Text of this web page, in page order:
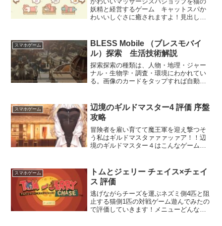
妖精と経営するゲーム キャットスパか
わいいしぐさに癒されますよ！見出し猫
め方きゃす猫すげええええ！ありす猫が
マッサージしてる～～かわ...
スマホゲーム
BLESS Mobile （ブレスモバイ
ル）探索 生活技術解説
探索探索の種類は、人物・地理・ジャー
ナル・生物学・調査・環境にわかれてい
る。画像のカードをタップすれば自動で
生物学の魔力調査だけはモンスターを倒
す必要があり、倒して出た...
スマホゲーム
辺境のギルドマスター4 評価 序盤
攻略
冒険者を雇い育てて魔王軍を迎え撃つそ
う私はギルドマスタァァァッァア！！辺
境のギルドマスター４はこんなゲーム
す！町に襲撃するモンスターに備えて冒
険者を雇ったり防衛施設を強化...
スマホゲーム
トムとジェリー チェイス×チェイ
ス 評価
逃げながらチーズを運ぶネズミ側4匹と阻
止する猫側1匹の対戦ゲーム遊んでみたの
で評価していきます！メニューどんなゲ